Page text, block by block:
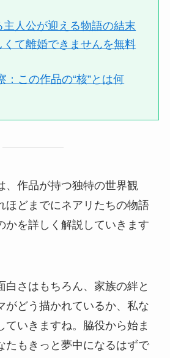
主人公が迎える物語の結末
くて離婚できませんを無料
：この作品の“核”とは何
、作品が持つ独特の世界観
ほどまでにネアリたちの物語
かを詳しく解説していきます
白さはもちろん、家族の絆と
がどう描かれているか、私な
ていきますね。脇役から始ま
たもきっと夢中になるはずで